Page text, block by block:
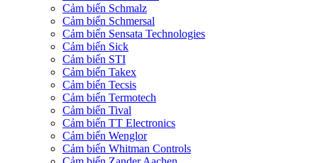
Cảm biến Schmalz
Cảm biến Schmersal
Cảm biến Sensata Technologies
Cảm biến Sick
Cảm biến STI
Cảm biến Takex
Cảm biến Tecsis
Cảm biến Termotech
Cảm biến Tival
Cảm biến TT Electronics
Cảm biến Wenglor
Cảm biến Whitman Controls